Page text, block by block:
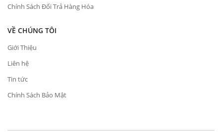
Chính Sách Đổi Trả Hàng Hóa
VỀ CHÚNG TÔI
Giới Thiệu
Liên hệ
Tin tức
Chính Sách Bảo Mật